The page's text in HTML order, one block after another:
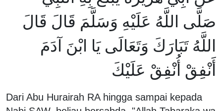
صَلَّى اللَّهُ عَلَيْهِ وَسَلَّمَ قَالَ قَالَ
اللَّهُ تَبَارَكَ وَتَعَالَى يَا ابْنَ آدَمَ
أَنْفِقْ أُنْفِقْ عَلَيْكَ
Dari Abu Hurairah RA hingga sampai kepada